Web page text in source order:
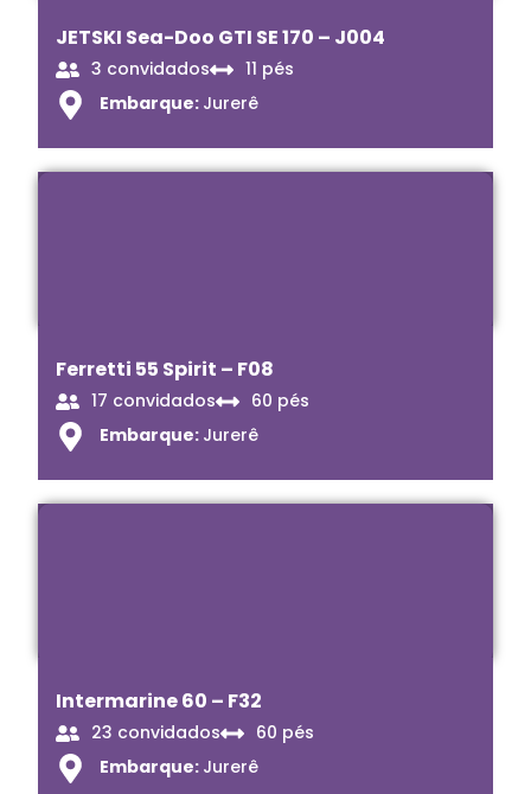
JETSKI Sea-Doo GTI SE 170 – J004
3 convidados
11 pés
Embarque: Jurerê
Ferretti 55 Spirit – F08
17 convidados
60 pés
Embarque: Jurerê
Intermarine 60 – F32
23 convidados
60 pés
Embarque: Jurerê